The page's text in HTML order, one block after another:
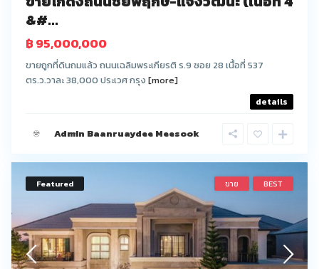
&#...
฿ 95,000,000
ขายถูกที่ดินถมแล้ว ถนนเฉลิมพระเกียรติ ร.9 ซอย 28 เนื้อที่ 537
ตร.ว.วาละ 38,000 ประเวศ กรุง [more]
details
Admin Baanruaydee Meesook
Featured ขาย BEST